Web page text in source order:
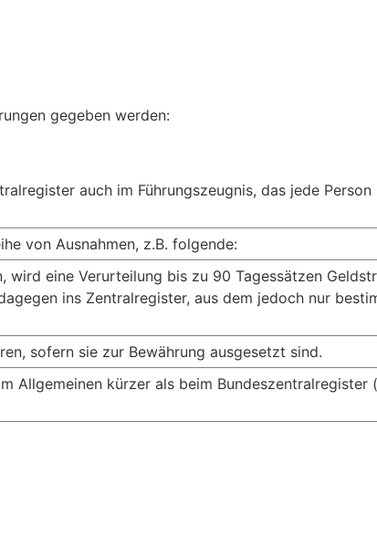
gegeben werden:
auch im Führungszeugnis, das jede
von Ausnahmen, z.B. folgende:
eine Verurteilung bis zu 90 Tagessätzen
ins Zentralregister, aus dem jedoch nur
sofern sie zur Bewährung ausgesetzt sind.
Allgemeinen kürzer als beim